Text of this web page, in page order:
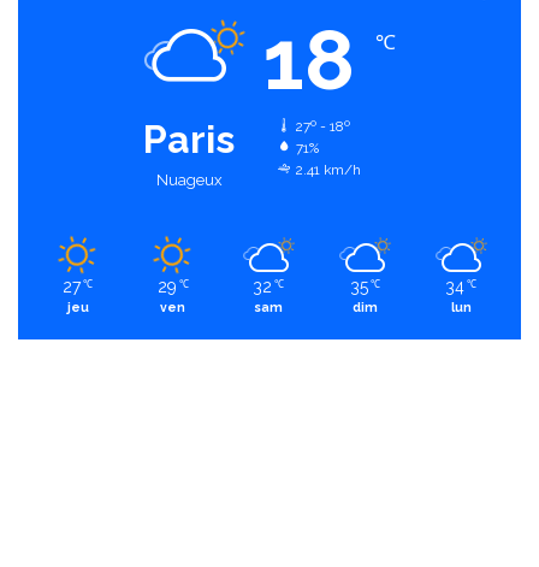
Paris
Nuageux
18 ℃
27º - 18º
71%
2.41 km/h
27 ℃
jeu
29 ℃
ven
32 ℃
sam
35 ℃
dim
34 ℃
lun